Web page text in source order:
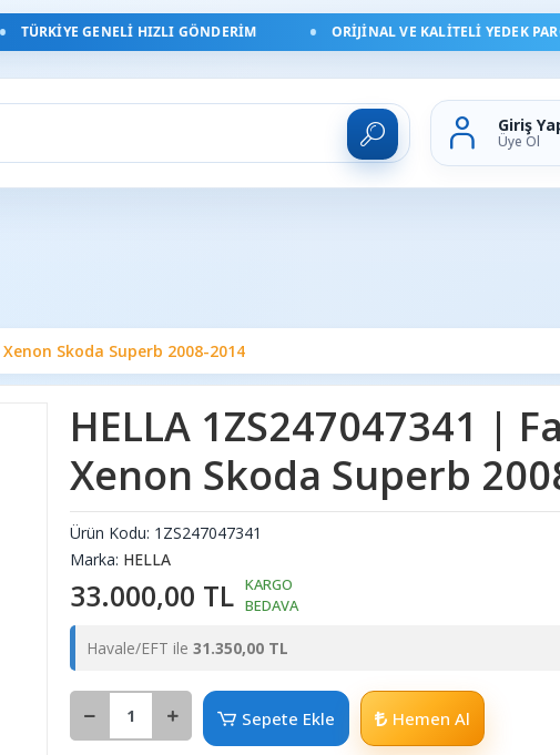
TÜRKIYE GENELI HIZLI GÖNDERIM ORIJINAL VE KALITELI YEDEK PARÇA
Giriş
Üye Ol
Xenon Skoda Superb 2008-2014
HELLA 1ZS247047341 |
Xenon Skoda Superb
Ürün Kodu: 1ZS247047341
Marka: HELLA
33.000,00 TL KARGO
BEDAVA
Havale/EFT ile 31.350,00 TL
Sepete Ekle Hemen Al